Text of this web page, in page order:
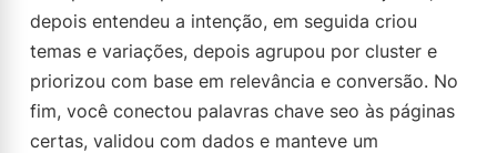
depois entendeu a intenção, em seguida criou
temas e variações, depois agrupou por cluster e
priorizou com base em relevância e conversão. No
fim, você conectou palavras chave seo às páginas
certas, validou com dados e manteve um